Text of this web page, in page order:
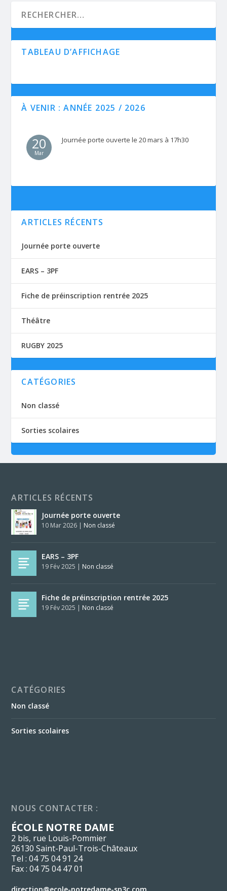
TABLEAU D’AFFICHAGE
À VENIR : ANNÉE 2025 / 2026
20
Mar
Journée porte ouverte le 20 mars à 17h30
ARTICLES RÉCENTS
Journée porte ouverte
EARS – 3PF
Fiche de préinscription rentrée 2025
Théâtre
RUGBY 2025
CATÉGORIES
Non classé
Sorties scolaires
ARTICLES RÉCENTS
Journée porte ouverte
10 Mar 2026 | Non classé
EARS – 3PF
19 Fév 2025 | Non classé
Fiche de préinscription rentrée 2025
19 Fév 2025 | Non classé
CATÉGORIES
Non classé
Sorties scolaires
NOUS CONTACTER :
ÉCOLE NOTRE DAME
2 bis, rue Louis-Pommier
26130 Saint-Paul-Trois-Châteaux
Tel : 04 75 04 91 24
Fax : 04 75 04 47 01